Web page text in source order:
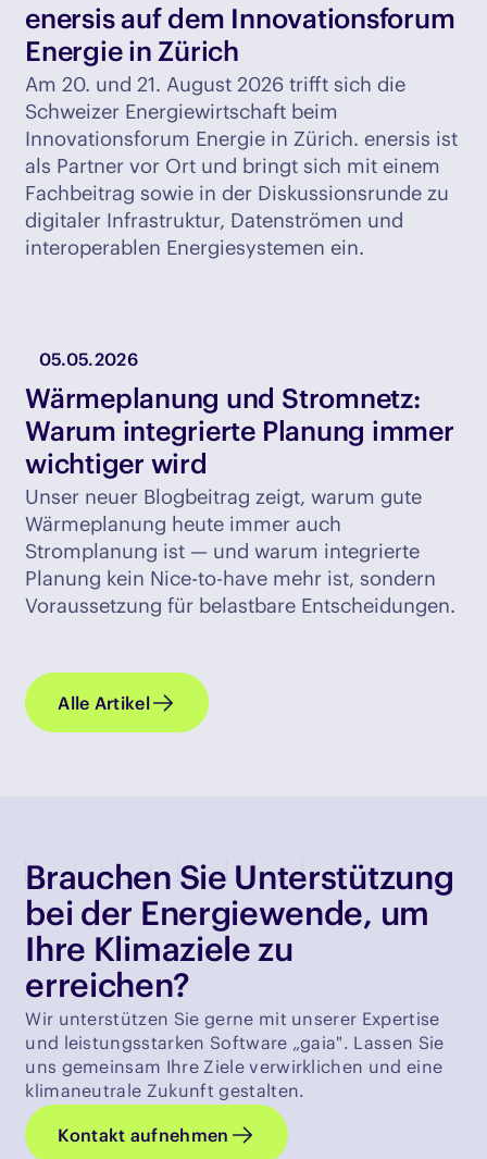
enersis auf dem Innovationsforum
Energie in Zürich
Am 20. und 21. August 2026 trifft sich die
Schweizer Energiewirtschaft beim
Innovationsforum Energie in Zürich. enersis ist
als Partner vor Ort und bringt sich mit einem
Fachbeitrag sowie in der Diskussionsrunde zu
digitaler Infrastruktur, Datenströmen und
interoperablen Energiesystemen ein.
05.05.2026
Wärmeplanung und Stromnetz:
Warum integrierte Planung immer
wichtiger wird
Unser neuer Blogbeitrag zeigt, warum gute
Wärmeplanung heute immer auch
Stromplanung ist — und warum integrierte
Planung kein Nice-to-have mehr ist, sondern
Voraussetzung für belastbare Entscheidungen.
Alle Artikel
Brauchen Sie Unterstützung
bei der Energiewende, um
Ihre Klimaziele zu
erreichen?
Wir unterstützen Sie gerne mit unserer Expertise
und leistungsstarken Software „gaia". Lassen Sie
uns gemeinsam Ihre Ziele verwirklichen und eine
klimaneutrale Zukunft gestalten.
Kontakt aufnehmen